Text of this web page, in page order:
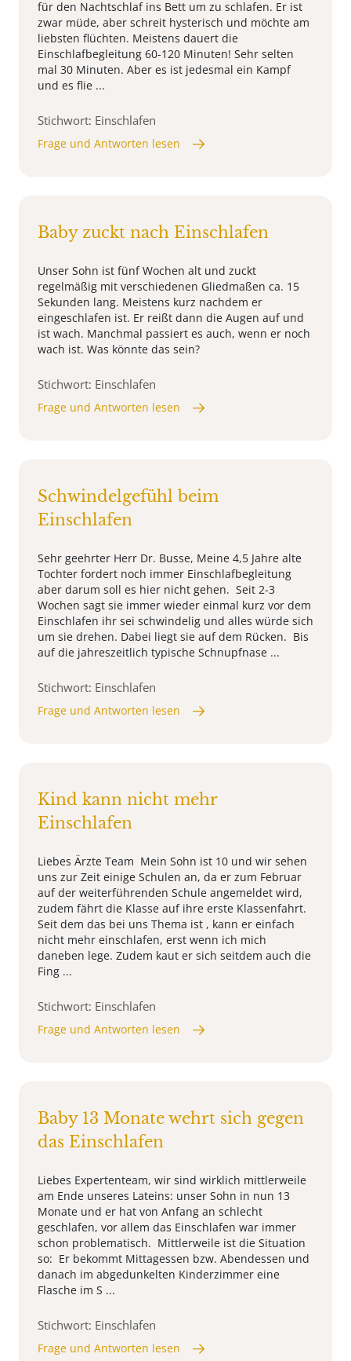
für den Nachtschlaf ins Bett um zu schlafen. Er ist
zwar müde, aber schreit hysterisch und möchte am
liebsten flüchten. Meistens dauert die
Einschlafbegleitung 60-120 Minuten! Sehr selten
mal 30 Minuten. Aber es ist jedesmal ein Kampf
und es flie ...
Stichwort: Einschlafen
Frage und Antworten lesen
Baby zuckt nach Einschlafen
Unser Sohn ist fünf Wochen alt und zuckt
regelmäßig mit verschiedenen Gliedmaßen ca. 15
Sekunden lang. Meistens kurz nachdem er
eingeschlafen ist. Er reißt dann die Augen auf und
ist wach. Manchmal passiert es auch, wenn er noch
wach ist. Was könnte das sein?
Stichwort: Einschlafen
Frage und Antworten lesen
Schwindelgefühl beim
Einschlafen
Sehr geehrter Herr Dr. Busse, Meine 4,5 Jahre alte
Tochter fordert noch immer Einschlafbegleitung
aber darum soll es hier nicht gehen. Seit 2-3
Wochen sagt sie immer wieder einmal kurz vor dem
Einschlafen ihr sei schwindelig und alles würde sich
um sie drehen. Dabei liegt sie auf dem Rücken. Bis
auf die jahreszeitlich typische Schnupfnase ...
Stichwort: Einschlafen
Frage und Antworten lesen
Kind kann nicht mehr
Einschlafen
Liebes Ärzte Team Mein Sohn ist 10 und wir sehen
uns zur Zeit einige Schulen an, da er zum Februar
auf der weiterführenden Schule angemeldet wird,
zudem fährt die Klasse auf ihre erste Klassenfahrt.
Seit dem das bei uns Thema ist , kann er einfach
nicht mehr einschlafen, erst wenn ich mich
daneben lege. Zudem kaut er sich seitdem auch die
Fing ...
Stichwort: Einschlafen
Frage und Antworten lesen
Baby 13 Monate wehrt sich gegen
das Einschlafen
Liebes Expertenteam, wir sind wirklich mittlerweile
am Ende unseres Lateins: unser Sohn in nun 13
Monate und er hat von Anfang an schlecht
geschlafen, vor allem das Einschlafen war immer
schon problematisch. Mittlerweile ist die Situation
so: Er bekommt Mittagessen bzw. Abendessen und
danach im abgedunkelten Kinderzimmer eine
Flasche im S ...
Stichwort: Einschlafen
Frage und Antworten lesen